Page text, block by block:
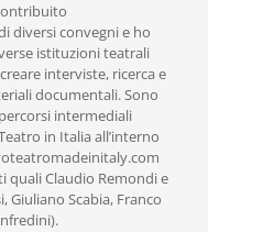
diversi convegni e ho
istituzioni teatrali
interviste, ricerca e
documentali. Sono
intermediali
in Italia all’interno
quali Claudio Remondi e
Giuliano Scabia, Franco